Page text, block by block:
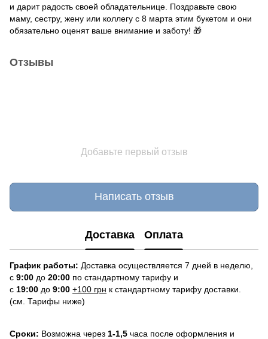
и дарит радость своей обладательнице. Поздравьте свою
маму, сестру, жену или коллегу с 8 марта этим букетом и они
обязательно оценят ваше внимание и заботу! 🎁
Отзывы
Добавьте первый отзыв
Написать отзыв
Доставка Оплата
График работы: Доставка осуществляется 7 дней в неделю,
с 9:00 до 20:00 по стандартному тарифу и
с 19:00 до 9:00 +100 грн к стандартному тарифу доставки.
(см. Тарифы ниже)
Сроки: Возможна через 1-1,5 часа после оформления и